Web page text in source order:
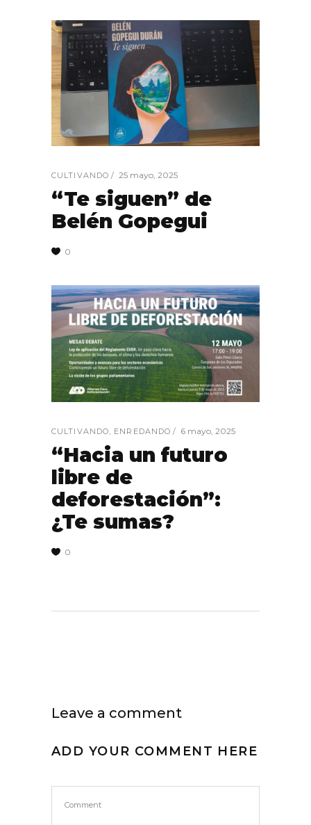
CULTIVANDO 25 mayo, 2025
“Te siguen” de
Belén Gopegui
0
CULTIVANDO, ENREDANDO 6 mayo, 2025
“Hacia un futuro
libre de
deforestación”:
¿Te sumas?
0
Leave a comment
ADD YOUR COMMENT HERE